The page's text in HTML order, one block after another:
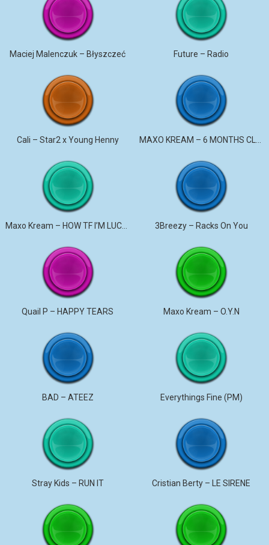
Maciej Malenczuk – Błyszczeć Future – Radio
Cali – Star2 x Young Henny
Maxo Kream – HOW TF I’M LUCKY 3Breezy – Racks On You
Quail P – HAPPY TEARS Maxo Kream – O.Y.N
BAD – ATEEZ Everythings Fine (PM)
Stray Kids – RUN IT Cristian Berty – LE SIRENE